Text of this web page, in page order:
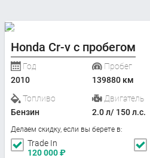
Honda Cr-v с пробегом
Год
2010
Пробег
139880 км
Топливо
Бензин
Двигатель
2.0 л/ 150 л.с.
Делаем скидку, если вы берете в:
Trade In
120 000₽